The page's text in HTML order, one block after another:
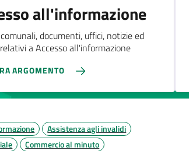
all'informazione
documenti, uffici, notizie ed
a Accesso all'informazione
ARGOMENTO
Assistenza agli invalidi
Commercio al minuto